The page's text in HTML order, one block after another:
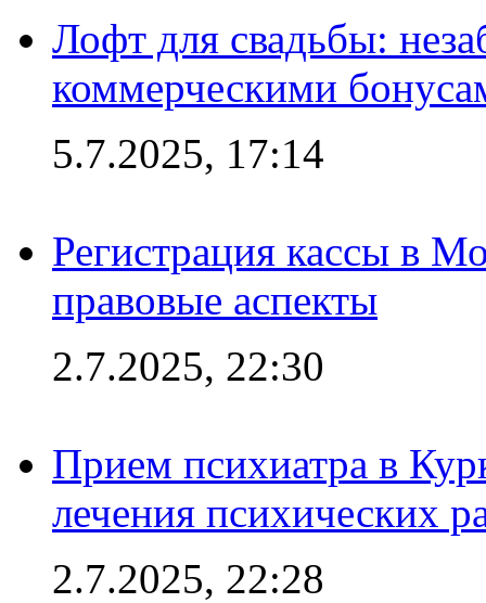
Лофт для свадьбы:
коммерческими
5.7.2025, 17:14
Регистрация кассы в
правовые аспекты
2.7.2025, 22:30
Прием психиатра в
лечения психических
2.7.2025, 22:28